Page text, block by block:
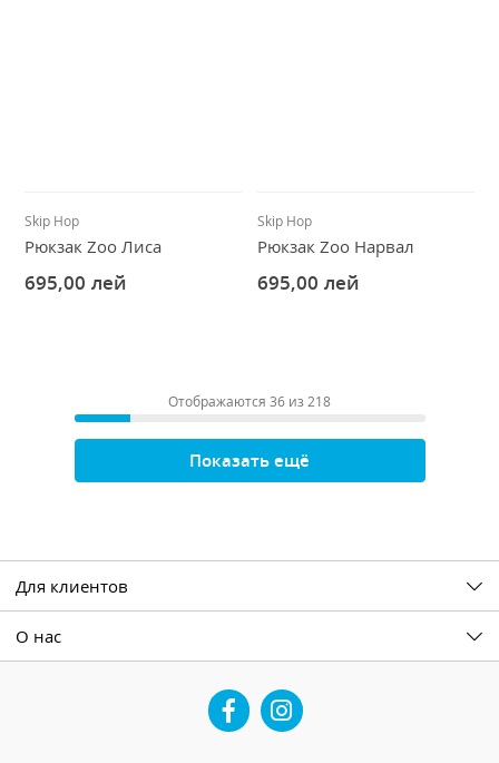
Skip Hop
Рюкзак Zoo Лиса
695,00 лей
Skip Hop
Рюкзак Zoo Нарвал
695,00 лей
Отображаются 36 из 218
Показать ещё
Для клиентов
О нас
FacebookInstagram